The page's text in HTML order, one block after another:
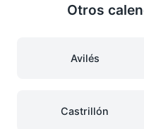
Otros
Avilés
Castrillón